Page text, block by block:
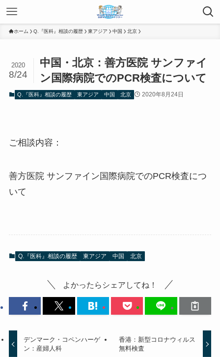
ホーム Q.『医科』相談の履歴 東アジア 中国 北京
中国・北京：善方医院 サンファイ
ン国際病院でのPCR検査について
2020
8/24
Q.『医科』相談の履歴 東アジア 中国 北京 2020年8月24日
ご相談内容：
善方医院 サンファイン国際病院でのPCR検査につ
いて
Q.『医科』相談の履歴 東アジア 中国 北京
よかったらシェアしてね！
デンマーク・コペンハーゲ
ン：産婦人科
香港：新型コロナウィルス
無料検査